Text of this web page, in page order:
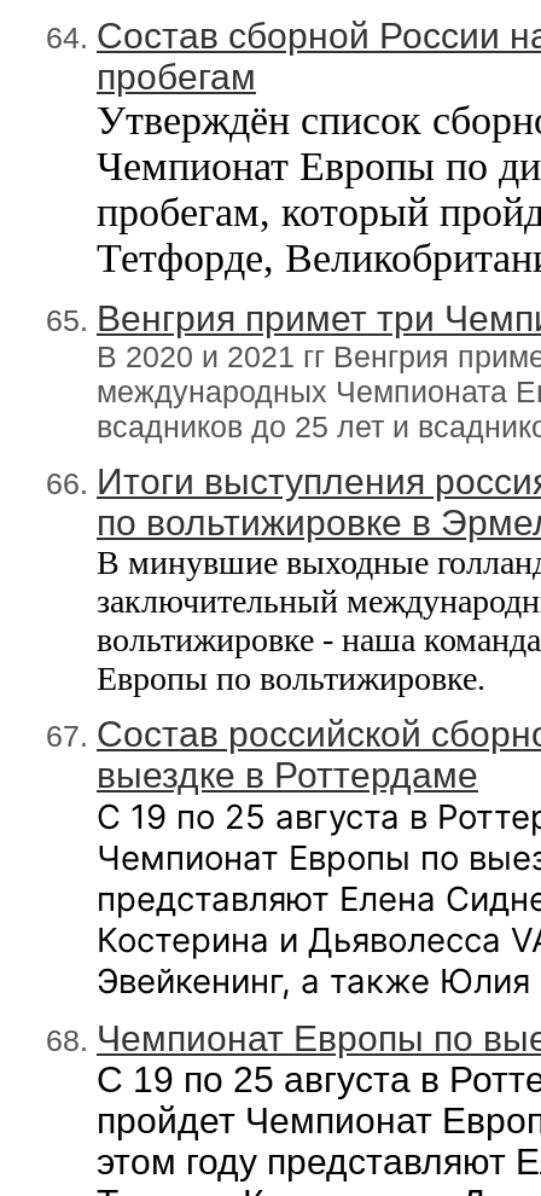
Состав сборной России
пробегам
Утверждён список
Чемпионат Европы по
пробегам, который
Тетфорде,
Венгрия примет три
В 2020 и 2021 гг Венгрия
международных Чемпионата
всадников до 25 лет и
Итоги выступления
по вольтижировке в
В минувшие выходные
заключительный
вольтижировке - наша
Европы по вольтижировке.
Состав российской
выездке в Роттердаме
С 19 по 25 августа в
Чемпионат Европы по
представляют Елена
Костерина и Дьяволесса
Эвейкенинг, а также
Чемпионат Европы по
С 19 по 25 августа в
пройдет Чемпионат
этом году представляют